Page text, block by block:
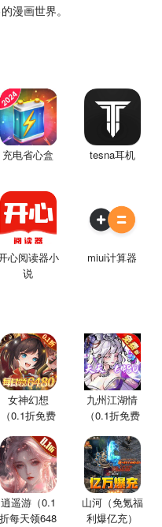
漫画世界。
充电省心盒 tesna耳机
心阅读器小
说
miui计算器
女神幻想
（0.1折免费
九州江湖情
（0.1折免费
逍遥游（0.1
折每天领648
山河（免氪福
利爆亿充）